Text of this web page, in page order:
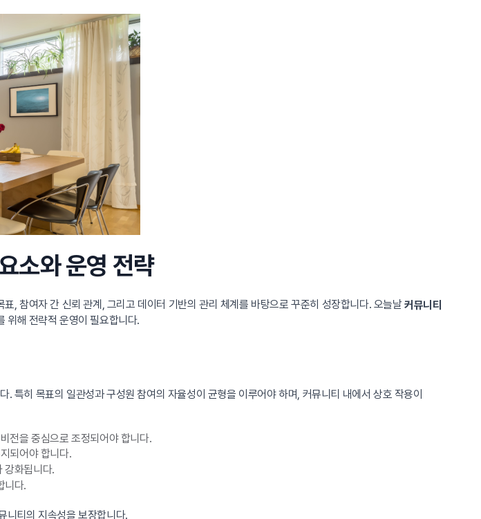
소와 운영 전략
, 참여자 간 신뢰 관계, 그리고 데이터 기반의 관리 체계를 바탕으로 꾸준히 성장합니다. 오늘날커뮤니티
위해 전략적 운영이 필요합니다.
특히 목표의 일관성과 구성원 참여의 자율성이 균형을 이루어야 하며, 커뮤니티 내에서 상호 작용이
전을 중심으로 조정되어야 합니다.
되어야 합니다.
강화됩니다.
니다.
니티의 지속성을 보장합니다.